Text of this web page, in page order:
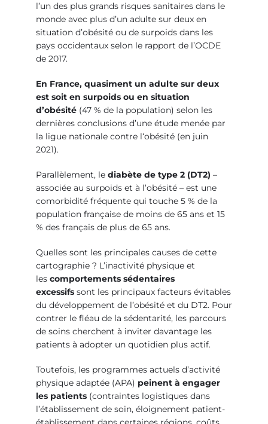
l’un des plus grands risques sanitaires dans le
monde avec plus d’un adulte sur deux en
situation d’obésité ou de surpoids dans les
pays occidentaux selon le rapport de l’OCDE
de 2017.
En France, quasiment un adulte sur deux
est soit en surpoids ou en situation
d’obésité (47 % de la population) selon les
dernières conclusions d’une étude menée par
la ligue nationale contre l‘obésité (en juin
2021).
Parallèlement, le diabète de type 2 (DT2) –
associée au surpoids et à l’obésité – est une
comorbidité fréquente qui touche 5 % de la
population française de moins de 65 ans et 15
% des français de plus de 65 ans.
Quelles sont les principales causes de cette
cartographie ? L’inactivité physique et
les comportements sédentaires
excessifs sont les principaux facteurs évitables
du développement de l’obésité et du DT2. Pour
contrer le fléau de la sédentarité, les parcours
de soins cherchent à inviter davantage les
patients à adopter un quotidien plus actif.
Toutefois, les programmes actuels d’activité
physique adaptée (APA) peinent à engager
les patients (contraintes logistiques dans
l’établissement de soin, éloignement patient-